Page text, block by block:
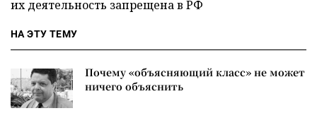
их деятельность запрещена в РФ
НА ЭТУ ТЕМУ
Почему «объясняющий класс» не может
ничего объяснить